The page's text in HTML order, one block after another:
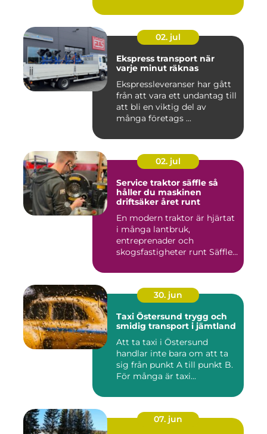
02. jul
Ekspress transport när
varje minut räknas
Ekspressleveranser har gått
från att vara ett undantag till
att bli en viktig del av
många företags ...
02. jul
Service traktor säffle så
håller du maskinen
driftsäker året runt
En modern traktor är hjärtat
i många lantbruk,
entreprenader och
skogsfastigheter runt Säffle.
30. jun
Taxi Östersund trygg och
smidig transport i jämtland
Att ta taxi i Östersund
handlar inte bara om att ta
sig från punkt A till punkt B.
För många är taxi...
07. jun